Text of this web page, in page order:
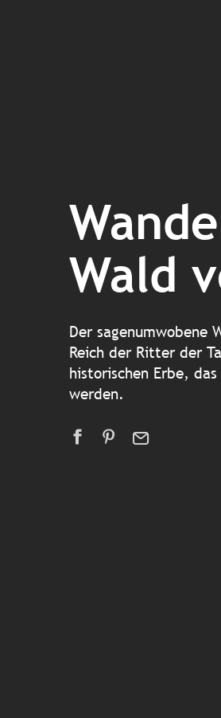
Wald
Der sagenumwobene
Reich der Ritter der
historischen Erbe,
werden.